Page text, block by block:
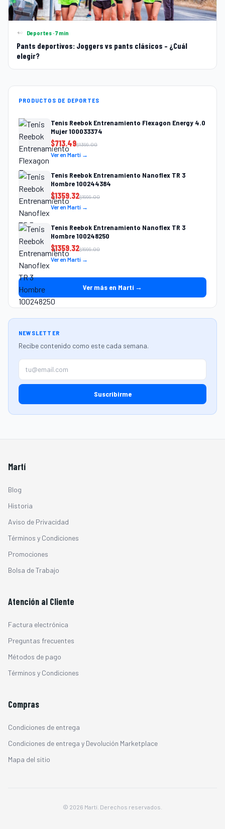
Deportes · 7 min
Pants deportivos: Joggers vs pants clásicos – ¿Cuál
elegir?
PRODUCTOS DE DEPORTES
Tenis Reebok Entrenamiento Flexagon Energy 4.0
Mujer 100033374
$713.49$1399.00
Ver en Martí →
Tenis Reebok Entrenamiento Nanoflex TR 3
Hombre 100244384
$1359.32$1999.00
Ver en Martí →
Tenis Reebok Entrenamiento Nanoflex TR 3
Hombre 100248250
$1359.32$1999.00
Ver en Martí →
Ver más en Martí →
NEWSLETTER
Recibe contenido como este cada semana.
Suscribirme
Martí
Blog
Historia
Aviso de Privacidad
Términos y Condiciones
Promociones
Bolsa de Trabajo
Atención al Cliente
Factura electrónica
Preguntas frecuentes
Métodos de pago
Términos y Condiciones
Compras
Condiciones de entrega
Condiciones de entrega y Devolución Marketplace
Mapa del sitio
© 2026 Martí. Derechos reservados.